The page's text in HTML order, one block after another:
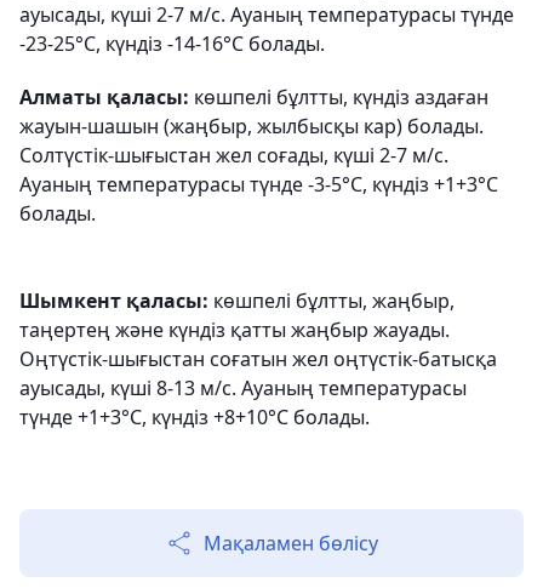
ауысады, күші 2-7 м/с. Ауаның температурасы түнде
-23-25°С, күндіз -14-16°С болады.
Алматы қаласы: көшпелі бұлтты, күндіз аздаған
жауын-шашын (жаңбыр, жылбысқы кар) болады.
Солтүстік-шығыстан жел соғады, күші 2-7 м/с.
Ауаның температурасы түнде -3-5°С, күндіз +1+3°С
болады.
Шымкент қаласы: көшпелі бұлтты, жаңбыр,
таңертең және күндіз қатты жаңбыр жауады.
Оңтүстік-шығыстан соғатын жел оңтүстік-батысқа
ауысады, күші 8-13 м/с. Ауаның температурасы
түнде +1+3°С, күндіз +8+10°С болады.
Мақаламен бөлісу